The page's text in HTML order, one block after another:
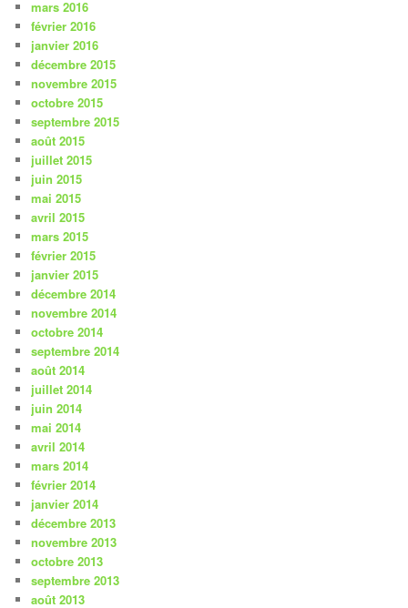
mars 2016
février 2016
janvier 2016
décembre 2015
novembre 2015
octobre 2015
septembre 2015
août 2015
juillet 2015
juin 2015
mai 2015
avril 2015
mars 2015
février 2015
janvier 2015
décembre 2014
novembre 2014
octobre 2014
septembre 2014
août 2014
juillet 2014
juin 2014
mai 2014
avril 2014
mars 2014
février 2014
janvier 2014
décembre 2013
novembre 2013
octobre 2013
septembre 2013
août 2013